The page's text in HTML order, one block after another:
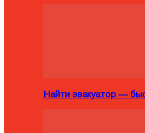
Найти эвакуатор —